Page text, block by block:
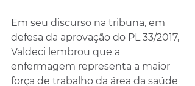
Em seu discurso na tribuna, em
defesa da aprovação do PL 33/2017,
Valdeci lembrou que a
enfermagem representa a maior
força de trabalho da área da saúde